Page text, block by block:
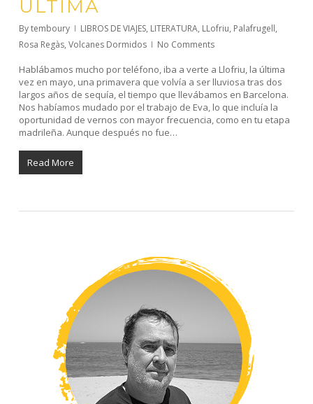
ÚLTIMA
Bytemboury LIBROS DE VIAJES, LITERATURA, LLofriu, Palafrugell,
Rosa Regàs, Volcanes Dormidos No Comments
Hablábamos mucho por teléfono, iba a verte a Llofriu, la última
vez en mayo, una primavera que volvía a ser lluviosa tras dos
largos años de sequía, el tiempo que llevábamos en Barcelona.
Nos habíamos mudado por el trabajo de Eva, lo que incluía la
oportunidad de vernos con mayor frecuencia, como en tu etapa
madrileña. Aunque después no fue…
Read More